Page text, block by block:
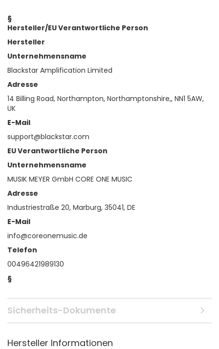
§
Hersteller/EU Verantwortliche Person
Hersteller
Unternehmensname
Blackstar Amplification Limited
Adresse
14 Billing Road, Northampton, Northamptonshire,, NN1 5AW,
UK
E-Mail
support@blackstar.com
EU Verantwortliche Person
Unternehmensname
MUSIK MEYER GmbH CORE ONE MUSIC
Adresse
Industriestraße 20, Marburg, 35041, DE
E-Mail
info@coreonemusic.de
Telefon
00496421989130
§
Sicherheits-Dokumente
Hersteller Informationen